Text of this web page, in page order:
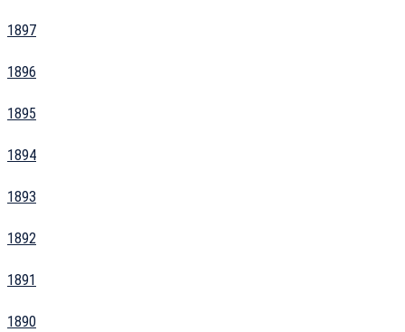
1897
1896
1895
1894
1893
1892
1891
1890